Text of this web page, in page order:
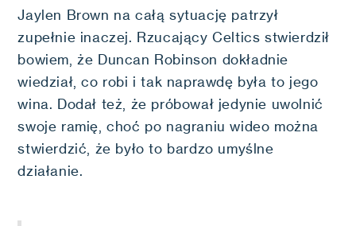
Jaylen Brown na całą sytuację patrzył
zupełnie inaczej. Rzucający Celtics stwierdził
bowiem, że Duncan Robinson dokładnie
wiedział, co robi i tak naprawdę była to jego
wina. Dodał też, że próbował jedynie uwolnić
swoje ramię, choć po nagraniu wideo można
stwierdzić, że było to bardzo umyślne
działanie.